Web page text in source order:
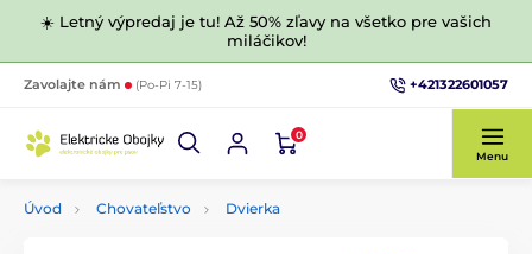
☀️ Letný výpredaj je tu! Až 50% zľavy na všetko pre vašich
miláčikov!
Zavolajte nám (Po-Pi 7-15) +421322601057
0
Menu
Úvod Chovateľstvo Dvierka